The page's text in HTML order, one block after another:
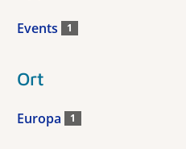
Events 1
Ort
Europa 1